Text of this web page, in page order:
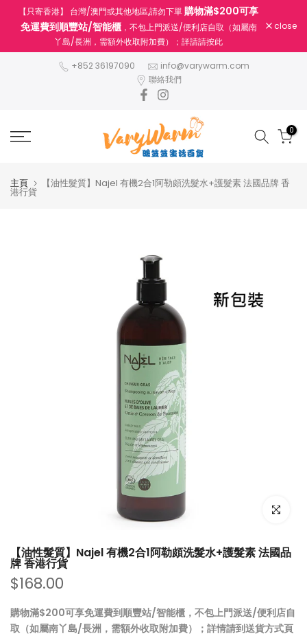
【只寄香港】 台灣/澳門或其他地區,請勿下單購物滿$200可享
免運費到順豐站/智能櫃，不包上門派送/便利店自取（如屬南
丫島/長洲，需額外收取附加費）；詳請請按此
close
+852 36197090
info@varywarm.com
聯絡我們
0
主頁 【油性髮質】Najel 有機2合1阿勒頗洗髮水+護髮素 法國品牌 香
港行貨
點擊放大
【油性髮質】Najel 有機2合1阿勒頗洗髮水+護髮素 法國品
牌 香港行貨
$168.00
購物滿$200可享免運費到順豐站/智能櫃，不包上門派送/便利店自
取（如屬南丫島/長洲，需額外收取附加費）；詳情請到送貨方式頁